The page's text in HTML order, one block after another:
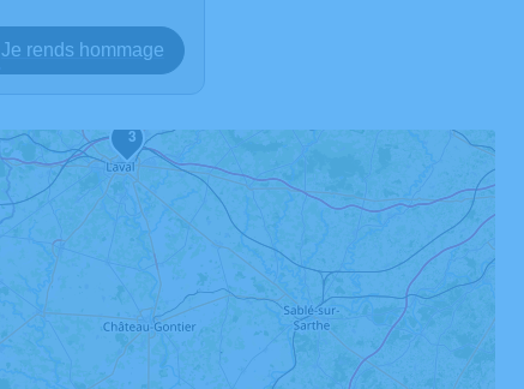
Je rends hommage
3